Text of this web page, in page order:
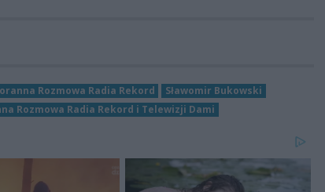
Rozmowa Radia Rekord
Sławomir Bukowski
Rozmowa Radia Rekord i Telewizji Dami